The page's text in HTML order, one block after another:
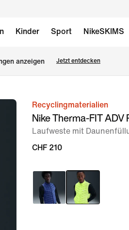
Kinder Sport NikeSKIMS
anzeigen Jetzt entdecken
Bild 1Recyclingmaterialien
Nike Therma-FIT
Laufweste mit
CHF 210